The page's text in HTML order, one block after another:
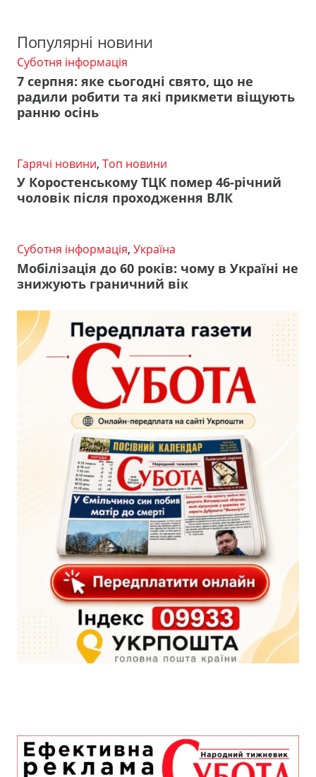
Популярні новини
Суботня інформація
7 серпня: яке сьогодні свято, що не
радили робити та які прикмети віщують
ранню осінь
Гарячі новини, Топ новини
У Коростенському ТЦК помер 46-річний
чоловік після проходження ВЛК
Суботня інформація, Україна
Мобілізація до 60 років: чому в Україні не
знижують граничний вік